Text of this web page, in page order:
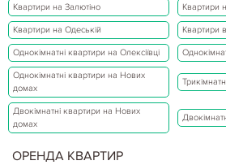
Квартири на Залютіно Квартири
Квартири на Одеській Квартири
Однокімнатні квартири на Олексіївці
Однокімнатні квартири на Нових
домах
Двокімнатні квартири на Нових
домах
ОРЕНДА КВАРТИР